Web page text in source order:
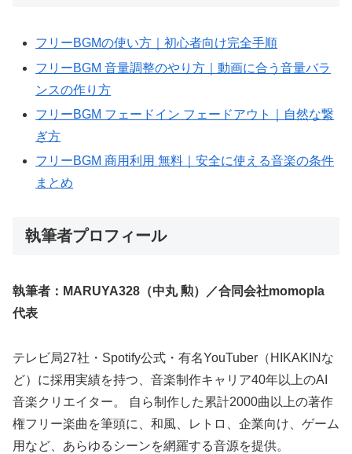
フリーBGMの使い方｜初心者向け完全手順
フリーBGM 音量調整のやり方｜動画に合う音量バラ
ンスの作り方
フリーBGM フェードイン フェードアウト｜自然な繋
ぎ方
フリーBGM 商用利用 無料｜安全に使える音楽の条件
まとめ
執筆者プロフィール
執筆者：MARUYA328（中丸 勲）／合同会社momopla
代表
テレビ局27社・Spotify公式・有名YouTuber（HIKAKINな
ど）に採用実績を持つ、音楽制作キャリア40年以上のAI
音楽クリエイター。 自ら制作した累計2000曲以上の著作
権フリー楽曲を筆頭に、和風、レトロ、企業向け、ゲーム
用など、あらゆるシーンを網羅する音源を提供。